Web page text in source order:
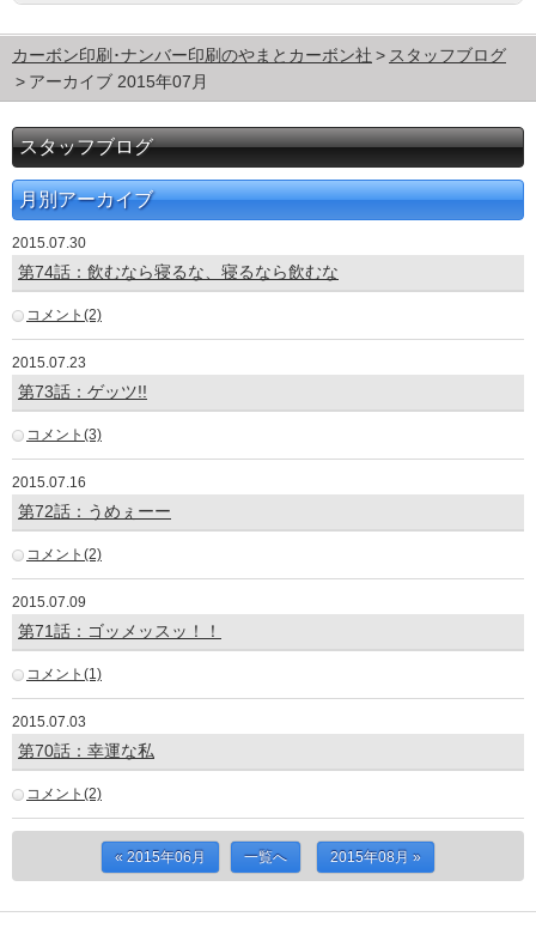
カーボン印刷･ナンバー印刷のやまとカーボン社
スタッフブログ
アーカイブ 2015年07月
スタッフブログ
月別アーカイブ
2015.07.30
第74話：飲むなら寝るな、寝るなら飲むな
コメント(2)
2015.07.23
第73話：ゲッツ!!
コメント(3)
2015.07.16
第72話：うめぇーー
コメント(2)
2015.07.09
第71話：ゴッメッスッ！！
コメント(1)
2015.07.03
第70話：幸運な私
コメント(2)
« 2015年06月 一覧へ 2015年08月 »